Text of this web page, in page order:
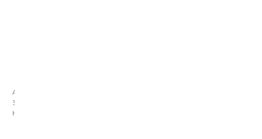
ч
и
ч
Арт:
345001
Нет в наличии